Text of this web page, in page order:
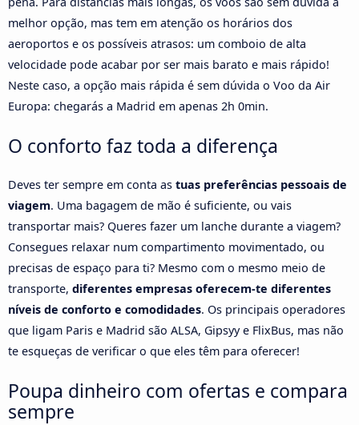
melhor opção, mas tem em atenção os horários dos
aeroportos e os possíveis atrasos: um comboio de alta
velocidade pode acabar por ser mais barato e mais rápido!
Neste caso, a opção mais rápida é sem dúvida o Voo da Air
Europa: chegarás a Madrid em apenas 2h 0min.
O conforto faz toda a diferença
Deves ter sempre em conta as tuas preferências pessoais de
viagem. Uma bagagem de mão é suficiente, ou vais
transportar mais? Queres fazer um lanche durante a viagem?
Consegues relaxar num compartimento movimentado, ou
precisas de espaço para ti? Mesmo com o mesmo meio de
transporte, diferentes empresas oferecem-te diferentes
níveis de conforto e comodidades. Os principais operadores
que ligam Paris e Madrid são ALSA, Gipsyy e FlixBus, mas não
te esqueças de verificar o que eles têm para oferecer!
Poupa dinheiro com ofertas e compara
sempre